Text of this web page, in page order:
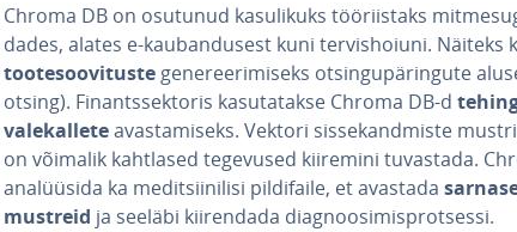
Chroma DB on osutunud ka­su­likuks töö­riis­taks
da­des, alates e-kau­ban­du­sest kuni ter­vis­hoiuni. Näiteks
too­te­soo­vi­tuste ge­ne­ree­ri­miseks ot­sin­gu­pä­rin­gute
otsing). Fi­nants­sek­to­ris ka­su­ta­takse Chroma DB-d
va­le­kal­leteavas­ta­miseks. Vektori sis­se­kand­miste
on võimalik kahtlased tegevused kiiremini tuvastada.
ana­lüü­sida ka me­dit­sii­nilisi pil­di­faile, et avastada
mustreid ja seeläbi kii­ren­dada diag­noo­si­mis­prot­sessi.